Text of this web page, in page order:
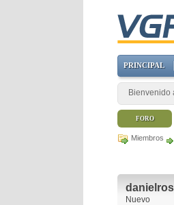
Miembros
Nuevo
PRINCIPAL
Bienvenido
FORO